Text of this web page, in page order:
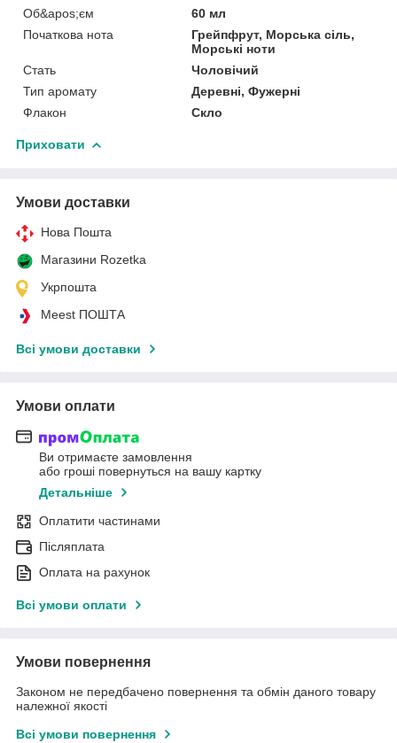
Об&apos;єм
60 мл
Початкова нота
Грейпфрут, Морська сіль,
Морські ноти
Стать
Чоловічий
Тип аромату
Деревні, Фужерні
Флакон
Скло
Приховати
Умови доставки
Нова Пошта
Магазини Rozetka
Укрпошта
Meest ПОШТА
Всі умови доставки
Умови оплати
Ви отримаєте замовлення
або гроші повернуться на вашу картку
Детальніше
Оплатити частинами
Післяплата
Оплата на рахунок
Всі умови оплати
Умови повернення
Законом не передбачено повернення та обмін даного товару
належної якості
Всі умови повернення